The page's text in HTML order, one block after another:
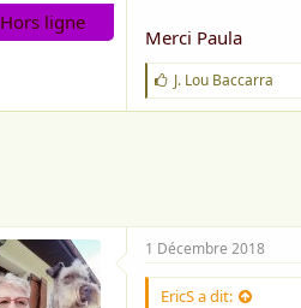
Hors ligne
Merci Paula
J
'
a
J. Lou Baccarra
1 Décembre 2018
EricS a dit: